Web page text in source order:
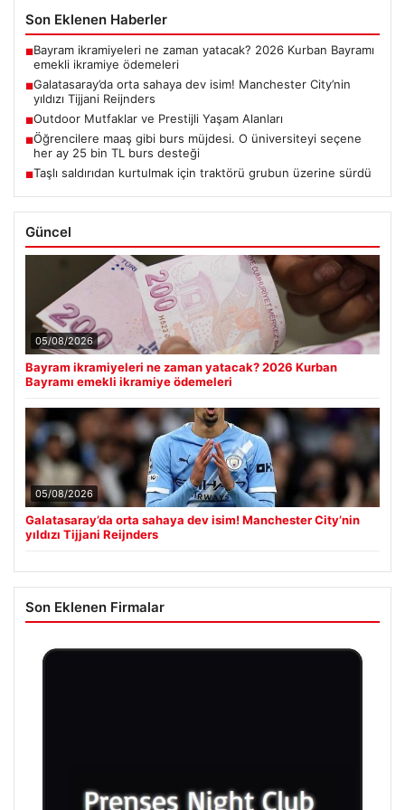
Son Eklenen Haberler
■Bayram ikramiyeleri ne zaman yatacak? 2026 Kurban Bayramı
emekli ikramiye ödemeleri
■Galatasaray’da orta sahaya dev isim! Manchester City’nin
yıldızı Tijjani Reijnders
■Outdoor Mutfaklar ve Prestijli Yaşam Alanları
■Öğrencilere maaş gibi burs müjdesi. O üniversiteyi seçene
her ay 25 bin TL burs desteği
■Taşlı saldırıdan kurtulmak için traktörü grubun üzerine sürdü
Güncel
05/08/2026
Bayram ikramiyeleri ne zaman yatacak? 2026 Kurban
Bayramı emekli ikramiye ödemeleri
05/08/2026
Galatasaray’da orta sahaya dev isim! Manchester City’nin
yıldızı Tijjani Reijnders
Son Eklenen Firmalar